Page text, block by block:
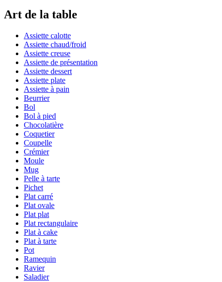
Art de la table
Assiette calotte
Assiette chaud/froid
Assiette creuse
Assiette de présentation
Assiette dessert
Assiette plate
Assiette à pain
Beurrier
Bol
Bol à pied
Chocolatière
Coquetier
Coupelle
Crémier
Moule
Mug
Pelle à tarte
Pichet
Plat carré
Plat ovale
Plat plat
Plat rectangulaire
Plat à cake
Plat à tarte
Pot
Ramequin
Ravier
Saladier